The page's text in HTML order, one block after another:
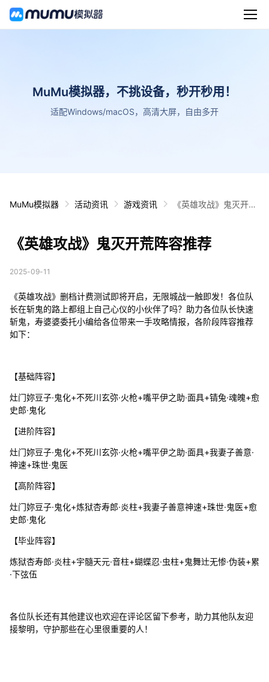
MuMu模拟器，不挑设备，秒开秒用！
适配Windows/macOS，高清大屏，自由多开
MuMu模拟器 活动资讯 游戏资讯
《英雄攻战》鬼灭开荒
《英雄攻战》鬼灭开荒阵容推荐
2025-09-11
《英雄攻战》删档计费测试即将开启，无限城战一触即发！各位队
长在斩鬼的路上都组上自己心仪的小伙伴了吗？助力各位队长快速
斩鬼，寿婆婆委托小编给各位带来一手攻略情报，各阶段阵容推荐
如下：
【基础阵容】
灶门妳豆子·鬼化+不死川玄弥·火枪+嘴平伊之助·面具+锖兔·魂魄+愈
史郎·鬼化
【进阶阵容】
灶门妳豆子·鬼化+不死川玄弥·火枪+嘴平伊之助·面具+我妻子善意·
神速+珠世·鬼医
【高阶阵容】
灶门妳豆子·鬼化+炼狱杏寿郎·炎柱+我妻子善意神速+珠世·鬼医+愈
史郎·鬼化
【毕业阵容】
炼狱杏寿郎·炎柱+宇髓天元·音柱+蝴蝶忍·虫柱+鬼舞辻无惨·伪装+累
·下弦伍
各位队长还有其他建议也欢迎在评论区留下参考，助力其他队友迎
接黎明，守护那些在心里很重要的人！